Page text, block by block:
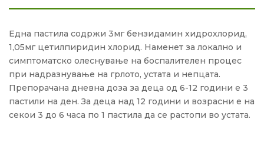
Една пастила содржи 3мг бензидамин хидрохлорид,
1,05мг цетилпиридин хлорид. Наменет за локално и
симптоматско олеснување на боспалителен процес
при надразнување на грлото, устата и непцата.
Препорачана дневна доза за деца од 6-12 години е 3
пастили на ден. За деца над 12 години и возрасни е на
секои 3 до 6 часа по 1 пастила да се растопи во устата.